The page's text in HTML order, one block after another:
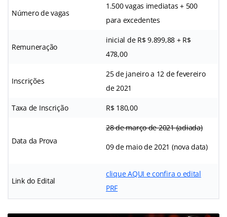
Número de vagas
1.500 vagas imediatas + 500
para excedentes
Remuneração
inicial de R$ 9.899,88 + R$
478,00
Inscrições
25 de janeiro a 12 de fevereiro
de 2021
Taxa de Inscrição R$ 180,00
Data da Prova
28 de março de 2021 (adiada)
09 de maio de 2021 (nova data)
Link do Edital
clique AQUI e confira o edital
PRF